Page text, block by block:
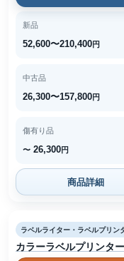
新品
52,600〜210,400円
中古品
26,300〜157,800円
傷有り品
〜 26,300円
商品詳細
ラベルライター・ラベルプリン
カラーラベルプリンタ